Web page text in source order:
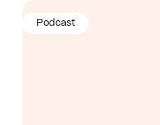
Podcast